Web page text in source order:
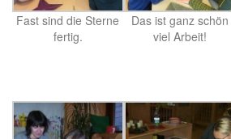
Fast sind die Sterne
fertig.
Das ist ganz schön
viel Arbeit!